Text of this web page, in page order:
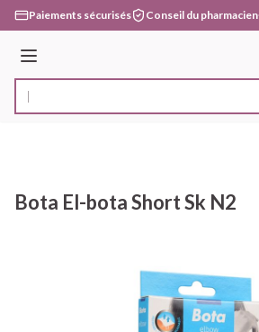
Aller au contenu
Paiements sécurisés Conseil du pharmacien
Menu
Rechercher
Bota El-bota Short Sk N2